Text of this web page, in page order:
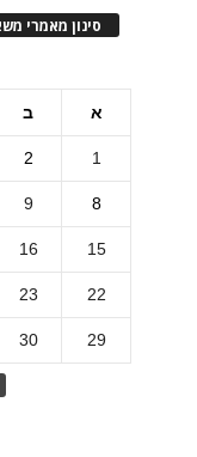
סינון מאמרי
א ב
1
2
8
9
15
16
22
23
29
30